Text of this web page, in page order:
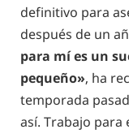
definitivo para
después de un
para mí es un
pequeño», ha
temporada
así. Trabajo para